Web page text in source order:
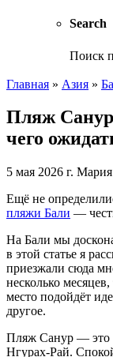
Search
Поиск
Главная » Азия »
Пляж Санур
чего
5 мая 2026 г. Мария
Ещё не
пляжи Бали —
На Бали мы
в этой статье я
приезжали сюда
несколько
место подойдёт
другое.
Пляж Санур — это
Нгурах-Рай.